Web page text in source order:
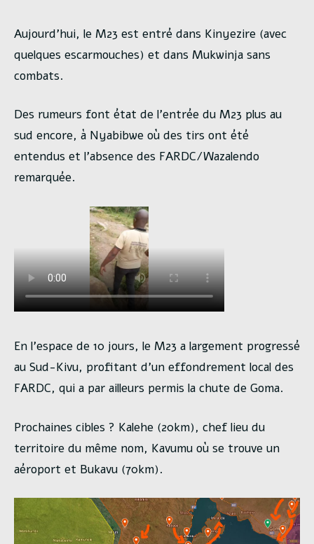
Aujourd’hui, le M23 est entré dans Kinyezire (avec
quelques escarmouches) et dans Mukwinja sans
combats.
Des rumeurs font état de l’entrée du M23 plus au
sud encore, à Nyabibwe où des tirs ont été
entendus et l’absence des FARDC/Wazalendo
remarquée.
En l’espace de 10 jours, le M23 a largement progressé
au Sud-Kivu, profitant d’un effondrement local des
FARDC, qui a par ailleurs permis la chute de Goma.
Prochaines cibles ? Kalehe (20km), chef lieu du
territoire du même nom, Kavumu où se trouve un
aéroport et Bukavu (70km).